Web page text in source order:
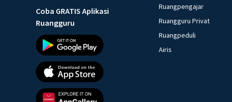
Coba GRATIS Aplikasi
Ruangguru
Ruangpengajar
Ruangguru Privat
Ruangpeduli
Airis